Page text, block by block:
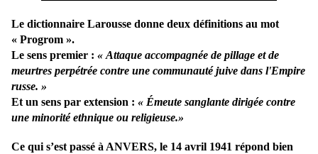
Le dictionnaire Larousse donne deux définitions au mot
« Progrom ».
Le sens premier : « Attaque accompagnée de pillage et de
meurtres perpétrée contre une communauté juive dans l'Empire
russe. »
Et un sens par extension : « Émeute sanglante dirigée contre
une minorité ethnique ou religieuse.»
Ce qui s’est passé à ANVERS, le 14 avril 1941 répond bien